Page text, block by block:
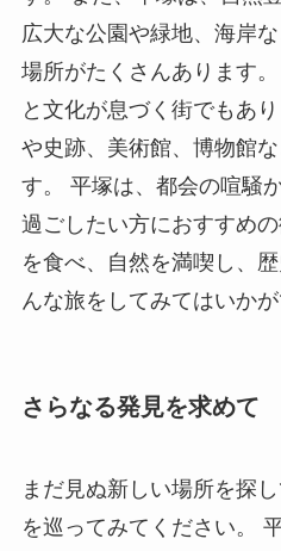
広大な公園や緑地、海岸
場所がたくさんあります
と文化が息づく街でもあ
や史跡、美術館、博物館
す。 平塚は、都会の喧騒
過ごしたい方におすすめ
を食べ、自然を満喫し、
んな旅をしてみてはいかが
さらなる発見を求めて
まだ見ぬ新しい場所を探
を巡ってみてください。